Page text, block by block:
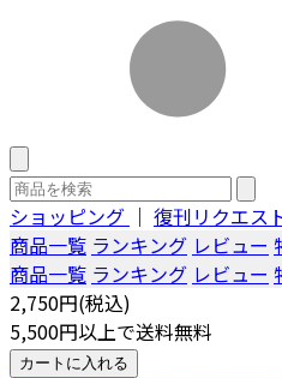
ショッピング ｜ 復刊リクエス
商品一覧 ランキング レビュー
商品一覧 ランキング レビュー
2,750円(税込)
5,500円以上で送料無料
カートに入れる